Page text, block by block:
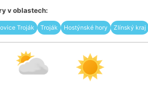
v oblastech:
Troják Troják Hostýnské hory Zlínský kraj